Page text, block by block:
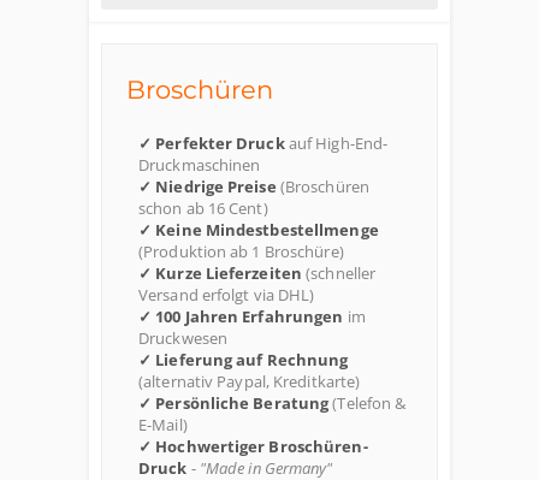
Broschüren
✓ Perfekter Druckauf High-End-
Druckmaschinen
✓ Niedrige Preise (Broschüren
schon ab 16 Cent)
✓ Keine Mindestbestellmenge
(Produktion ab 1 Broschüre)
✓ Kurze Lieferzeiten (schneller
Versand erfolgt via DHL)
✓ 100 Jahren Erfahrungen im
Druckwesen
✓ Lieferung auf Rechnung
(alternativ Paypal, Kreditkarte)
✓ Persönliche Beratung(Telefon &
E-Mail)
✓ Hochwertiger Broschüren-
Druck - "Made in Germany"